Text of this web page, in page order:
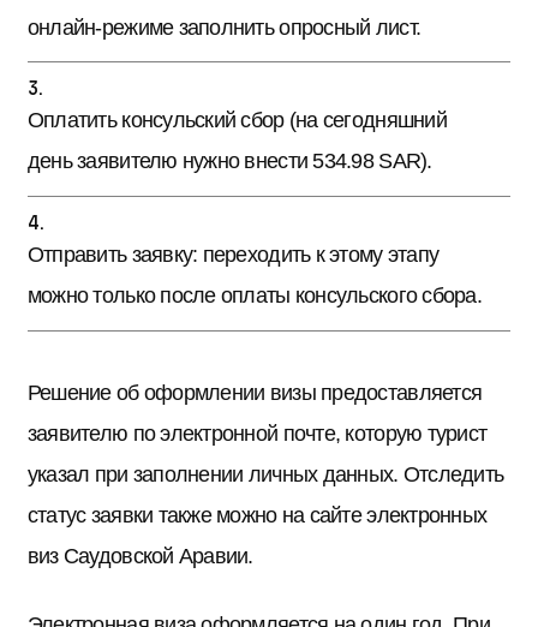
онлайн-режиме заполнить опросный лист.
Оплатить консульский сбор (на сегодняшний
день заявителю нужно внести 534.98 SAR).
Отправить заявку: переходить к этому этапу
можно только после оплаты консульского сбора.
Решение об оформлении визы предоставляется
заявителю по электронной почте, которую турист
указал при заполнении личных данных. Отследить
статус заявки также можно на сайте электронных
виз Саудовской Аравии.